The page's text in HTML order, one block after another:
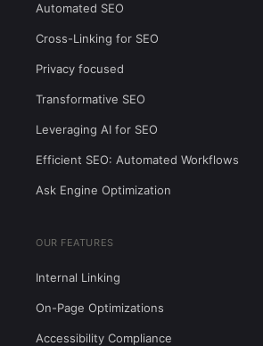
Automated SEO
Cross-Linking for SEO
Privacy focused
Transformative SEO
Leveraging AI for SEO
Efficient SEO: Automated Workflows
Ask Engine Optimization
OUR FEATURES
Internal Linking
On-Page Optimizations
Accessibility Compliance